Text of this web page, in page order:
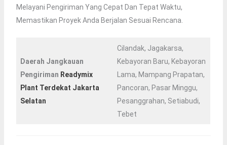
Melayani Pengiriman Yang Cepat Dan Tepat Waktu,
Memastikan Proyek Anda Berjalan Sesuai Rencana.
Daerah Jangkauan
Pengiriman Readymix
Plant Terdekat Jakarta
Selatan
Cilandak, Jagakarsa,
Kebayoran Baru, Kebayoran
Lama, Mampang Prapatan,
Pancoran, Pasar Minggu,
Pesanggrahan, Setiabudi,
Tebet